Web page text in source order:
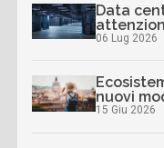
Data
06 Lug 2026
nuovi
15 Giu 2026